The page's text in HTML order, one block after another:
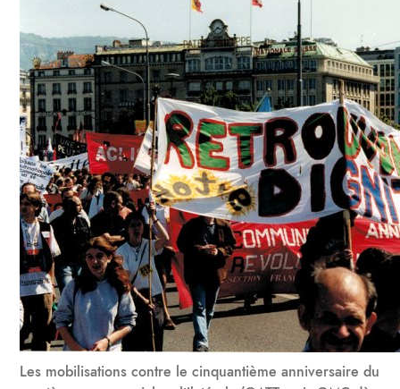
Les mobilisations contre le cinquantième anniversaire du